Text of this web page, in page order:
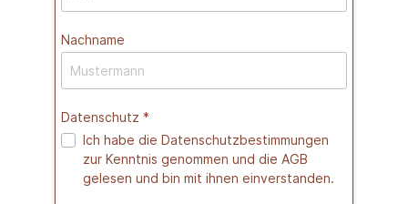
Nachname
Datenschutz *
Ich habe die Datenschutzbestimmungen
zur Kenntnis genommen und die AGB
gelesen und bin mit ihnen einverstanden.